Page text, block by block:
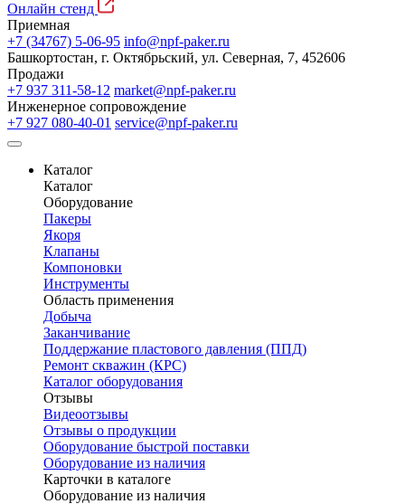
Онлайн стенд
Приемная
+7 (34767) 5-06-95 info@npf-paker.ru
Башкортостан, г. Октябрьский, ул. Северная, 7, 452606
Продажи
+7 937 311-58-12 market@npf-paker.ru
Инженерное сопровождение
+7 927 080-40-01 service@npf-paker.ru
Каталог
Каталог
Оборудование
Пакеры
Якоря
Клапаны
Компоновки
Инструменты
Область применения
Добыча
Заканчивание
Поддержание пластового давления (ППД)
Ремонт скважин (КРС)
Каталог оборудования
Отзывы
Видеоотзывы
Отзывы о продукции
Оборудование быстрой поставки
Оборудование из наличия
Карточки в каталоге
Оборудование из наличия